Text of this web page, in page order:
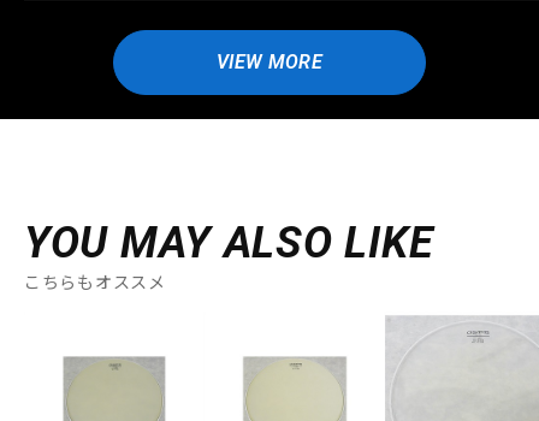
VIEW MORE
YOU MAY ALSO LIKE
こちらもオススメ